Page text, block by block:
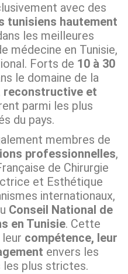
avec des
tunisiens hautement
les meilleures
médecine en Tunisie,
Forts de 10 à 30
le domaine de la
reconstructive et
parmi les plus
du pays.
membres de
professionnelles,
de Chirurgie
et Esthétique
internationaux,
Conseil National de
en Tunisie. Cette
compétence, leur
envers les
les plus strictes.